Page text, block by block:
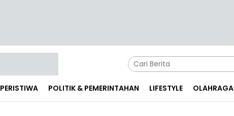
PERISTIWA POLITIK & PEMERINTAHAN LIFESTYLE OLAHRAGA